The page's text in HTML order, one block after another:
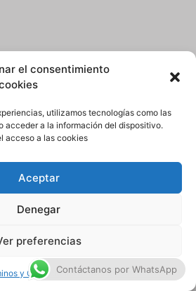
el consentimiento
utilizamos tecnologías como las
acceder a la información del dispositivo.
acceso a las cookies
Aceptar
Denegar
preferencias
y CondicionesTérminos y Condiciones
Ingresar
Registrarse
solicítalo dando click aquí
lo encontramos.
Política de Privacidad
Contacto
© Copyright Mercleta 2022
Contáctanos por WhatsApp